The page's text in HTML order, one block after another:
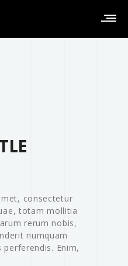
consectetur
totam mollitia
rerum nobis,
numquam
Enim,